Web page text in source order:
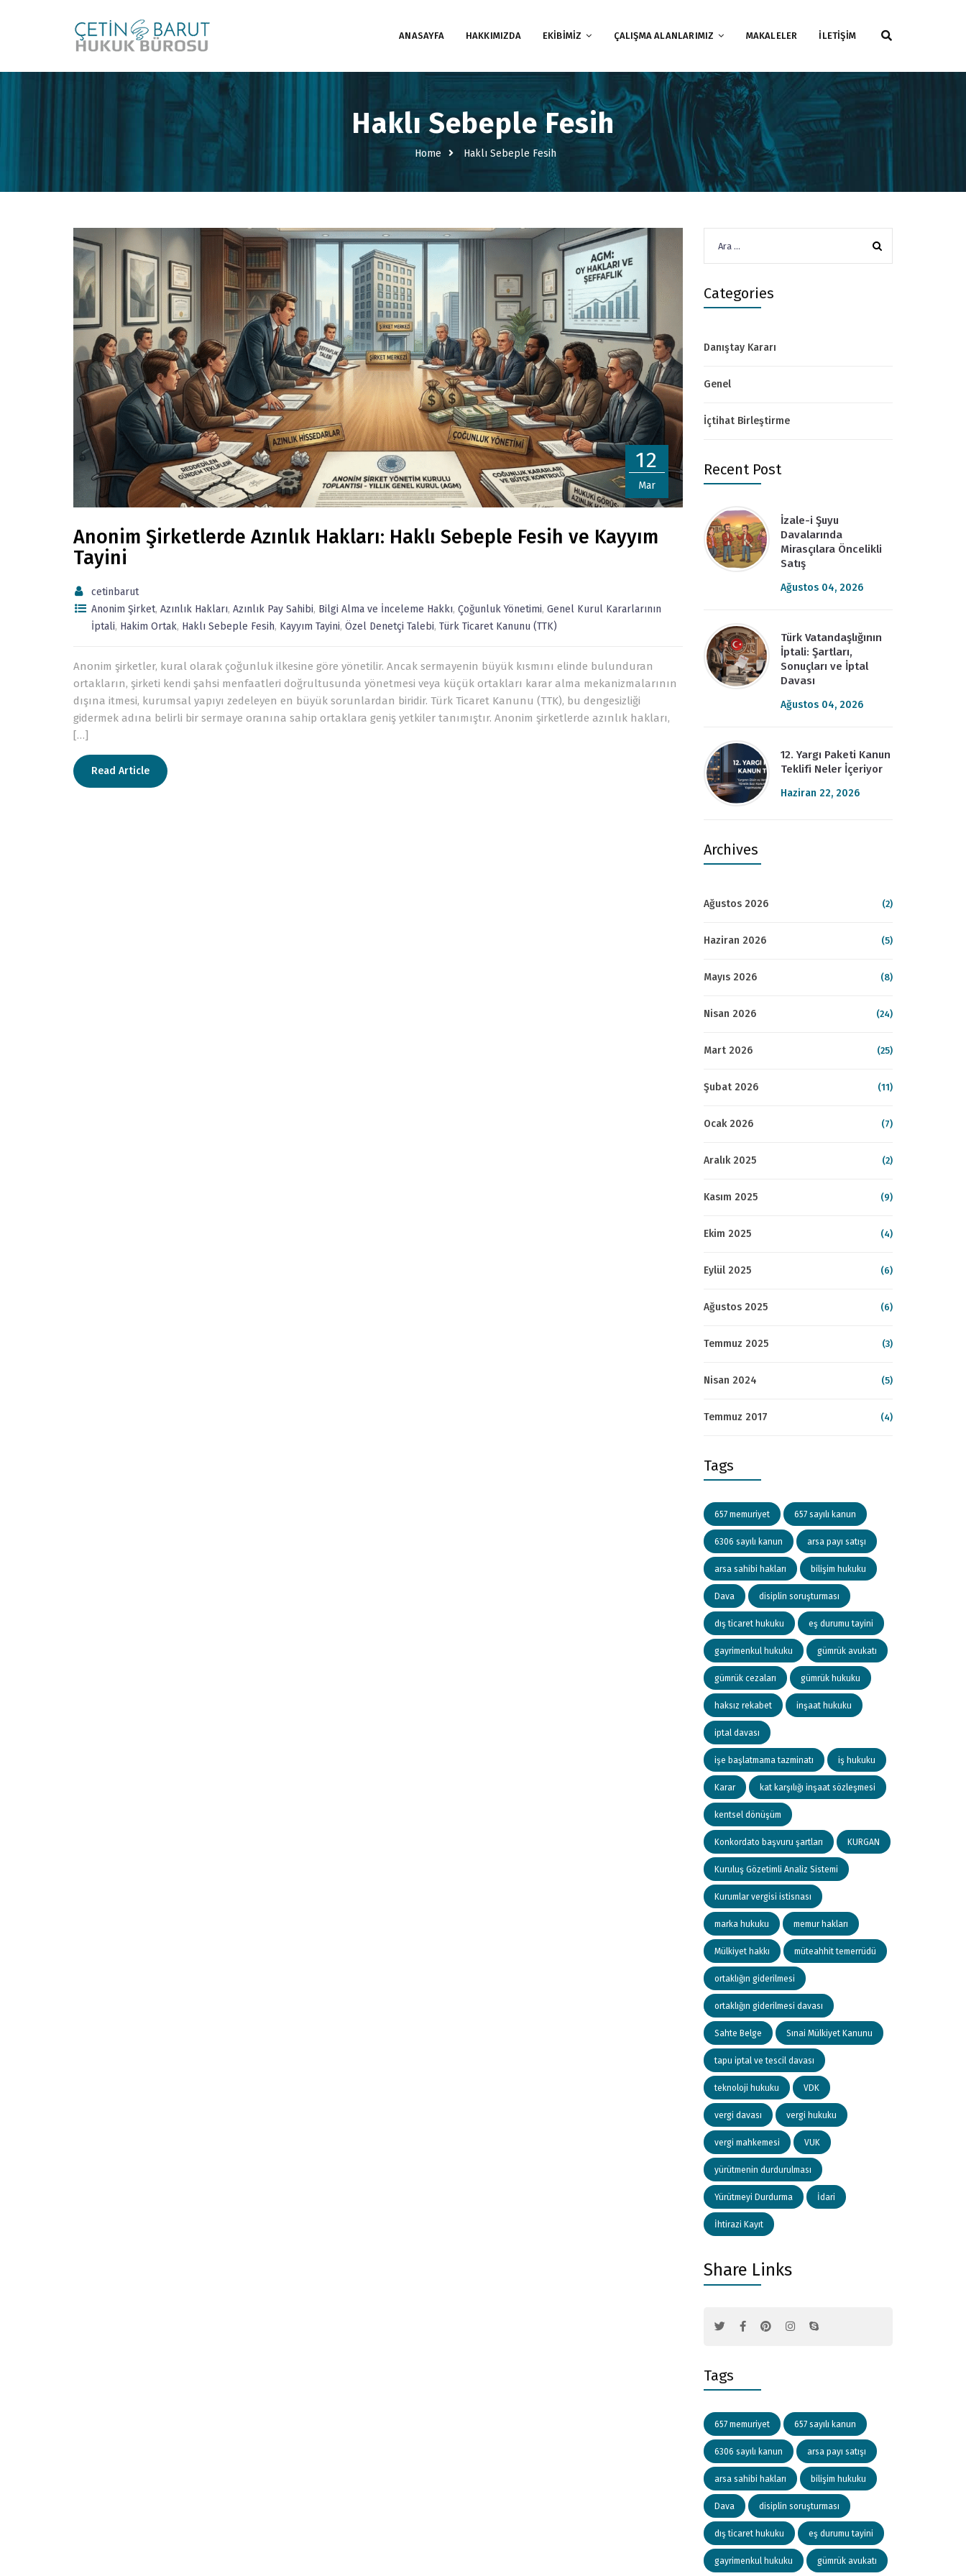
ANASAYFA HAKKIMIZDA EKİBİMİZ ÇALIŞMA ALANLARIMIZ MAKALELER İLETİŞİM
Haklı Sebeple Fesih
Home Haklı Sebeple Fesih
12
Mar
Anonim Şirketlerde Azınlık Hakları: Haklı Sebeple Fesih ve Kayyım
Tayini
cetinbarut
Anonim Şirket, Azınlık Hakları, Azınlık Pay Sahibi, Bilgi Alma ve İnceleme Hakkı, Çoğunluk Yönetimi, Genel Kurul Kararlarının
İptali, Hakim Ortak, Haklı Sebeple Fesih, Kayyım Tayini, Özel Denetçi Talebi, Türk Ticaret Kanunu (TTK)
Anonim şirketler, kural olarak çoğunluk ilkesine göre yönetilir. Ancak sermayenin büyük kısmını elinde bulunduran
ortakların, şirketi kendi şahsi menfaatleri doğrultusunda yönetmesi veya küçük ortakları karar alma mekanizmalarının
dışına itmesi, kurumsal yapıyı zedeleyen en büyük sorunlardan biridir. Türk Ticaret Kanunu (TTK), bu dengesizliği
gidermek adına belirli bir sermaye oranına sahip ortaklara geniş yetkiler tanımıştır. Anonim şirketlerde azınlık hakları,
[…]
Read Article
Categories
Danıştay Kararı
Genel
İçtihat Birleştirme
Recent Post
İzale-i Şuyu
Davalarında
Mirasçılara Öncelikli
Satış
Ağustos 04, 2026
Türk Vatandaşlığının
İptali: Şartları,
Sonuçları ve İptal
Davası
Ağustos 04, 2026
12. Yargı Paketi Kanun
Teklifi Neler İçeriyor
Haziran 22, 2026
Archives
Ağustos 2026 (2)
Haziran 2026 (5)
Mayıs 2026 (8)
Nisan 2026 (24)
Mart 2026 (25)
Şubat 2026 (11)
Ocak 2026 (7)
Aralık 2025 (2)
Kasım 2025 (9)
Ekim 2025 (4)
Eylül 2025 (6)
Ağustos 2025 (6)
Temmuz 2025 (3)
Nisan 2024 (5)
Temmuz 2017 (4)
Tags
657 memuriyet 657 sayılı kanun
6306 sayılı kanun arsa payı satışı
arsa sahibi hakları bilişim hukuku
Dava disiplin soruşturması
dış ticaret hukuku eş durumu tayini
gayrimenkul hukuku gümrük avukatı
gümrük cezaları gümrük hukuku
haksız rekabet inşaat hukuku
iptal davası
işe başlatmama tazminatı iş hukuku
Karar kat karşılığı inşaat sözleşmesi
kentsel dönüşüm
Konkordato başvuru şartları KURGAN
Kuruluş Gözetimli Analiz Sistemi
Kurumlar vergisi istisnası
marka hukuku memur hakları
Mülkiyet hakkı müteahhit temerrüdü
ortaklığın giderilmesi
ortaklığın giderilmesi davası
Sahte Belge Sınai Mülkiyet Kanunu
tapu iptal ve tescil davası
teknoloji hukuku VDK
vergi davası vergi hukuku
vergi mahkemesi VUK
yürütmenin durdurulması
Yürütmeyi Durdurma İdari
İhtirazi Kayıt
Share Links
Tags
657 memuriyet 657 sayılı kanun
6306 sayılı kanun arsa payı satışı
arsa sahibi hakları bilişim hukuku
Dava disiplin soruşturması
dış ticaret hukuku eş durumu tayini
gayrimenkul hukuku gümrük avukatı